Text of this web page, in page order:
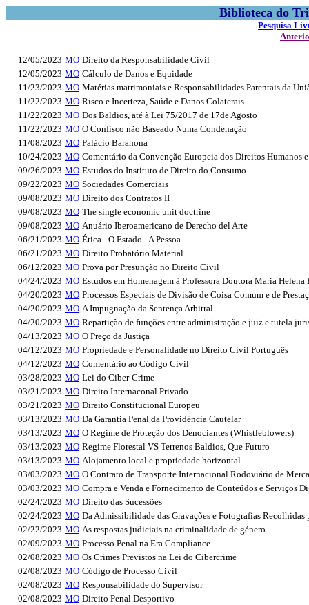
Biblioteca do
Pesquisa
12/05/2023 MO Direito da Responsabilidade Civil
12/05/2023 MO Cálculo de Danos e Equidade
11/23/2023 MO Matérias matrimoniais e Responsabilidades Parentais da
11/22/2023 MO Risco e Incerteza, Saúde e Danos Colaterais
11/22/2023 MO Dos Baldios, até à Lei 75/2017 de 17de Agosto
11/22/2023 MO O Confisco não Baseado Numa Condenação
11/08/2023 MO Palácio Barahona
10/24/2023 MO Comentário da Convenção Europeia dos Direitos Humanos
09/26/2023 MO Estudos do Instituto de Direito do Consumo
09/22/2023 MO Sociedades Comerciais
09/08/2023 MO Direito dos Contratos II
09/08/2023 MO The single economic unit doctrine
09/08/2023 MO Anuário Iberoamericano de Derecho del Arte
06/21/2023 MO Ética - O Estado - A Pessoa
06/21/2023 MO Direito Probatório Material
06/12/2023 MO Prova por Presunção no Direito Civil
04/24/2023 MO Estudos em Homenagem à Professora Doutora Maria Helena
04/20/2023 MO Processos Especiais de Divisão de Coisa Comum e de
04/20/2023 MO A Impugnação da Sentença Arbitral
04/20/2023 MO Repartição de funções entre administração e juiz e tutela
04/13/2023 MO O Preço da Justiça
04/12/2023 MO Propriedade e Personalidade no Direito Civil Português
04/12/2023 MO Comentário ao Código Civil
03/28/2023 MO Lei do Ciber-Crime
03/21/2023 MO Direito Internaconal Privado
03/21/2023 MO Direito Constitucional Europeu
03/13/2023 MO Da Garantia Penal da Providência Cautelar
03/13/2023 MO O Regime de Proteção dos Denociantes (Whistleblowers)
03/13/2023 MO Regime Florestal VS Terrenos Baldios, Que Futuro
03/13/2023 MO Alojamento local e propriedade horizontal
03/03/2023 MO O Contrato de Transporte Internacional Rodoviário de
03/03/2023 MO Compra e Venda e Fornecimento de Conteúdos e Serviços
02/24/2023 MO Direito das Sucessões
02/24/2023 MO Da Admissibilidade das Gravações e Fotografias
02/22/2023 MO As respostas judiciais na criminalidade de género
02/09/2023 MO Processo Penal na Era Compliance
02/08/2023 MO Os Crimes Previstos na Lei do Cibercrime
02/08/2023 MO Código de Processo Civil
02/08/2023 MO Responsabilidade do Supervisor
02/08/2023 MO Direito Penal Desportivo